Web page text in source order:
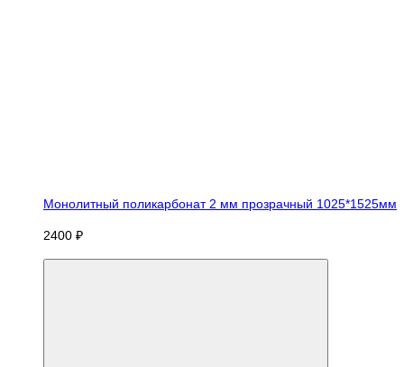
Монолитный поликарбонат 2 мм прозрачный 1025*1525мм
2400 ₽